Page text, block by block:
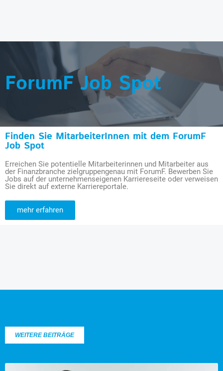
ForumF Job Spot
Finden Sie MitarbeiterInnen mit dem ForumF
Job Spot
Erreichen Sie potentielle Mitarbeiterinnen und Mitarbeiter aus
der Finanzbranche zielgruppengenau mit ForumF. Bewerben Sie
Jobs auf der unternehmenseigenen Karriereseite oder verweisen
Sie direkt auf externe Karriereportale.
mehr erfahren
WEITERE BEITRÄGE